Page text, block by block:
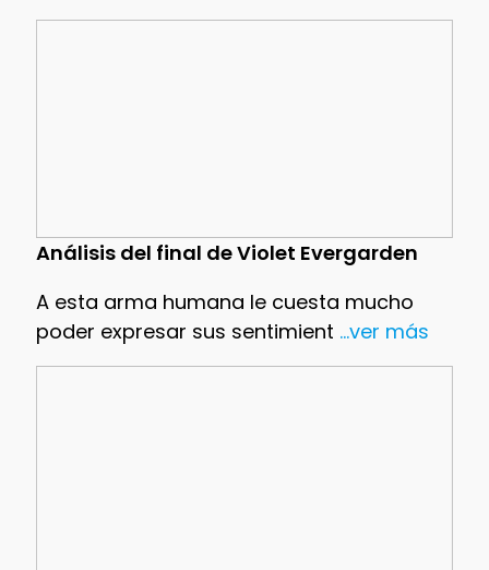
Análisis del final de Violet Evergarden
A esta arma humana le cuesta mucho
poder expresar sus sentimient ...ver más